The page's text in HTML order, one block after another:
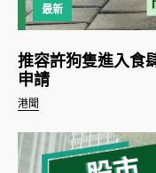
最新
港聞
推容許狗隻進入食
申請